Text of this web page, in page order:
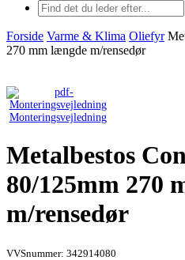
Forside Varme & Klima Oliefyr
270 mm længde m/rensedør
Monteringsvejledning
Metalbestos
80/125mm 270
m/rensedør
VVSnummer: 342914080